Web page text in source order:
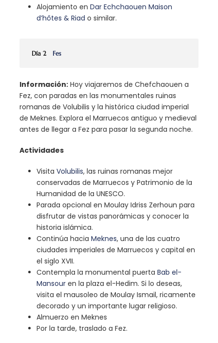
Alojamiento en Dar Echchaouen Maison
d’hôtes & Riad o similar.
Día 2 Fes
Información: Hoy viajaremos de Chefchaouen a
Fez, con paradas en las monumentales ruinas
romanas de Volubilis y la histórica ciudad imperial
de Meknes. Explora el Marruecos antiguo y medieval
antes de llegar a Fez para pasar la segunda noche.
Actividades
Visita Volubilis, las ruinas romanas mejor
conservadas de Marruecos y Patrimonio de la
Humanidad de la UNESCO.
Parada opcional en Moulay Idriss Zerhoun para
disfrutar de vistas panorámicas y conocer la
historia islámica.
Continúa hacia Meknes, una de las cuatro
ciudades imperiales de Marruecos y capital en
el siglo XVII.
Contempla la monumental puerta Bab el-
Mansour en la plaza el-Hedim. Si lo deseas,
visita el mausoleo de Moulay Ismail, ricamente
decorado y un importante lugar religioso.
Almuerzo en Meknes
Por la tarde, traslado a Fez.